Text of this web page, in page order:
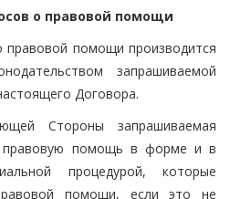
о правовой помощи
правовой помощи производится
запрашиваемой
Договора.
Стороны запрашиваемая
правовую помощь в форме и в
процедурой, которые
помощи, если это не